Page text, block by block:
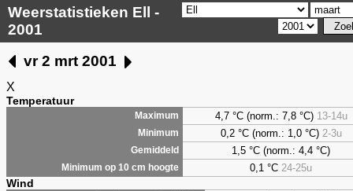
Weerstatistieken Ell -
2001
vr 2 mrt 2001
X
Temperatuur
Maximum 4,7 °C (norm.: 7,8 °C) 13-14u
Minimum 0,2 °C (norm.: 1,0 °C) 2-3u
Gemiddeld 1,5 °C (norm.: 4,4 °C)
Minimum op 10 cm hoogte 0,1 °C 24-25u
Wind